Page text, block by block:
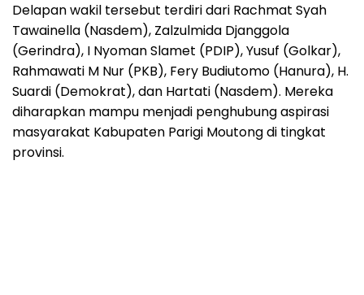
Delapan wakil tersebut terdiri dari Rachmat Syah
Tawainella (Nasdem), Zalzulmida Djanggola
(Gerindra), I Nyoman Slamet (PDIP), Yusuf (Golkar),
Rahmawati M Nur (PKB), Fery Budiutomo (Hanura), H.
Suardi (Demokrat), dan Hartati (Nasdem). Mereka
diharapkan mampu menjadi penghubung aspirasi
masyarakat Kabupaten Parigi Moutong di tingkat
provinsi.